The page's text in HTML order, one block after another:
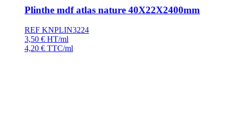
Plinthe mdf atlas nature 40X22X2400mm
REF KNPLIN3224
3,50 € HT/ml
4,20 € TTC/ml